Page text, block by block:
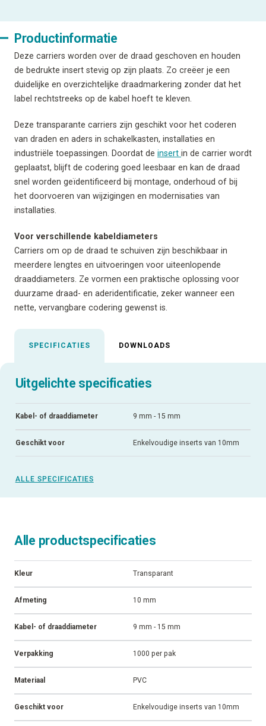
Productinformatie
Deze carriers worden over de draad geschoven en houden
de bedrukte insert stevig op zijn plaats. Zo creëer je een
duidelijke en overzichtelijke draadmarkering zonder dat het
label rechtstreeks op de kabel hoeft te kleven.
Deze transparante carriers zijn geschikt voor het coderen
van draden en aders in schakelkasten, installaties en
industriële toepassingen. Doordat de insert in de carrier wordt
geplaatst, blijft de codering goed leesbaar en kan de draad
snel worden geïdentificeerd bij montage, onderhoud of bij
het doorvoeren van wijzigingen en modernisaties van
installaties.
Voor verschillende kabeldiameters
Carriers om op de draad te schuiven zijn beschikbaar in
meerdere lengtes en uitvoeringen voor uiteenlopende
draaddiameters. Ze vormen een praktische oplossing voor
duurzame draad- en aderidentificatie, zeker wanneer een
nette, vervangbare codering gewenst is.
SPECIFICATIES DOWNLOADS
Uitgelichte specificaties
Kabel- of draaddiameter 9 mm - 15 mm
Geschikt voor Enkelvoudige inserts van 10mm
ALLE SPECIFICATIES
Alle productspecificaties
Kleur Transparant
Afmeting 10 mm
Kabel- of draaddiameter 9 mm - 15 mm
Verpakking 1000 per pak
Materiaal PVC
Geschikt voor Enkelvoudige inserts van 10mm